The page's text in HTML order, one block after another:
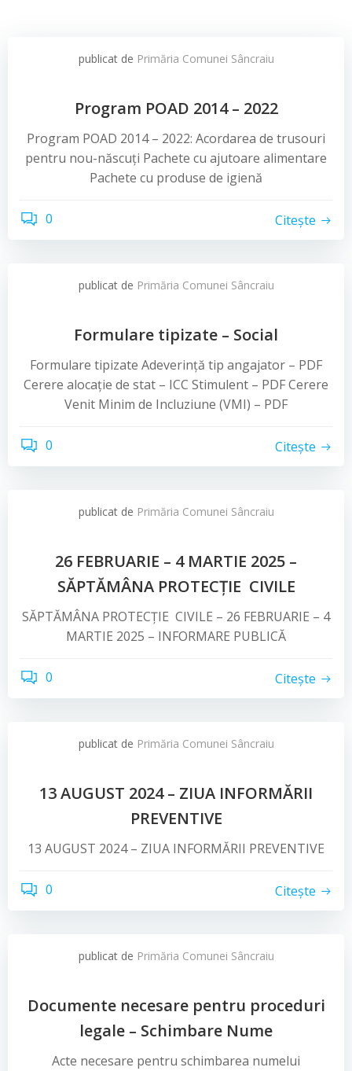
publicat de Primăria Comunei Sâncraiu
Program POAD 2014 – 2022
Program POAD 2014 – 2022: Acordarea de trusouri
pentru nou-născuți Pachete cu ajutoare alimentare
Pachete cu produse de igienă
0 Citește
publicat de Primăria Comunei Sâncraiu
Formulare tipizate – Social
Formulare tipizate Adeverință tip angajator – PDF
Cerere alocație de stat – ICC Stimulent – PDF Cerere
Venit Minim de Incluziune (VMI) – PDF
0 Citește
publicat de Primăria Comunei Sâncraiu
26 FEBRUARIE – 4 MARTIE 2025 –
SĂPTĂMÂNA PROTECȚIE CIVILE
SĂPTĂMÂNA PROTECȚIE CIVILE – 26 FEBRUARIE – 4
MARTIE 2025 – INFORMARE PUBLICĂ
0 Citește
publicat de Primăria Comunei Sâncraiu
13 AUGUST 2024 – ZIUA INFORMĂRII
PREVENTIVE
13 AUGUST 2024 – ZIUA INFORMĂRII PREVENTIVE
0 Citește
publicat de Primăria Comunei Sâncraiu
Documente necesare pentru proceduri
legale – Schimbare Nume
Acte necesare pentru schimbarea numelui